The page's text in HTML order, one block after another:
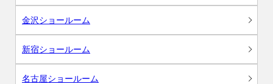
金沢ショールーム
新宿ショールーム
名古屋ショールーム